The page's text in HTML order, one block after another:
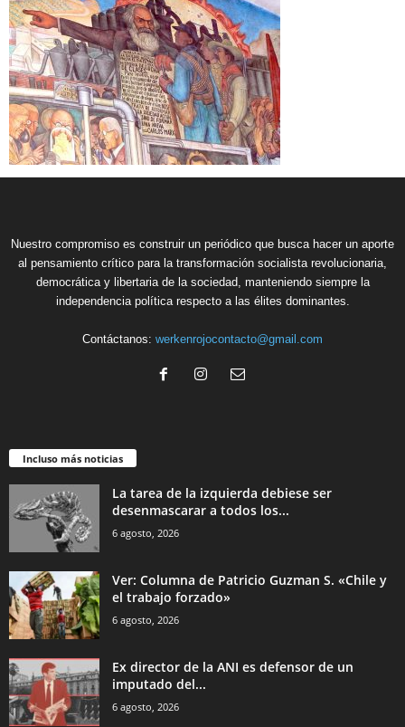
Nuestro compromiso es construir un periódico que busca hacer un aporte
al pensamiento crítico para la transformación socialista revolucionaria,
democrática y libertaria de la sociedad, manteniendo siempre la
independencia política respecto a las élites dominantes.
Contáctanos: werkenrojocontacto@gmail.com
Incluso más noticias
La tarea de la izquierda debiese ser
desenmascarar a todos los...
6 agosto, 2026
Ver: Columna de Patricio Guzman S. «Chile y
el trabajo forzado»
6 agosto, 2026
Ex director de la ANI es defensor de un
imputado del...
6 agosto, 2026